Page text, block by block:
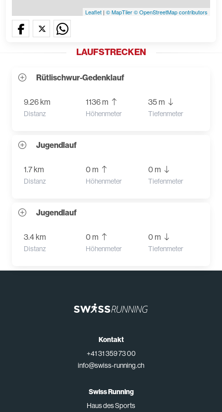
Leaflet | © MapTiler© OpenStreetMap contributors
LAUFSTRECKEN
Rütlischwur-Gedenklauf
9.26 km
Distanz
1136 m
Höhenmeter
35 m
Tiefenmeter
Jugendlauf
1.7 km
Distanz
0 m
Höhenmeter
0 m
Tiefenmeter
Jugendlauf
3.4 km
Distanz
0 m
Höhenmeter
0 m
Tiefenmeter
Kontakt
+41 31 359 73 00
info@swiss-running.ch
Swiss Running
Haus des Sports